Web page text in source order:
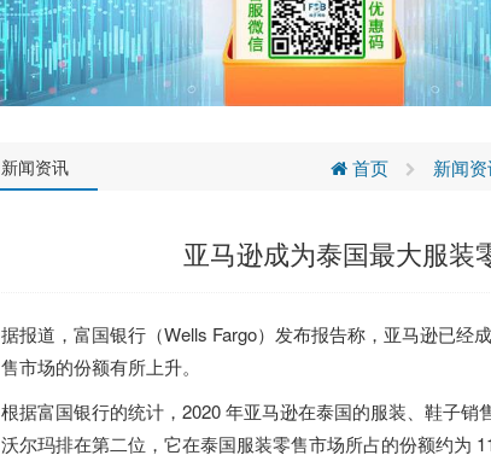
新闻资讯 首页 新闻
亚马逊成为泰国最大服装
据报道，富国银行（Wells Fargo）发布报告称，亚马逊已经
售市场的份额有所上升。
根据富国银行的统计，2020 年亚马逊在泰国的服装、鞋子销
沃尔玛排在第二位，它在泰国服装零售市场所占的份额约为